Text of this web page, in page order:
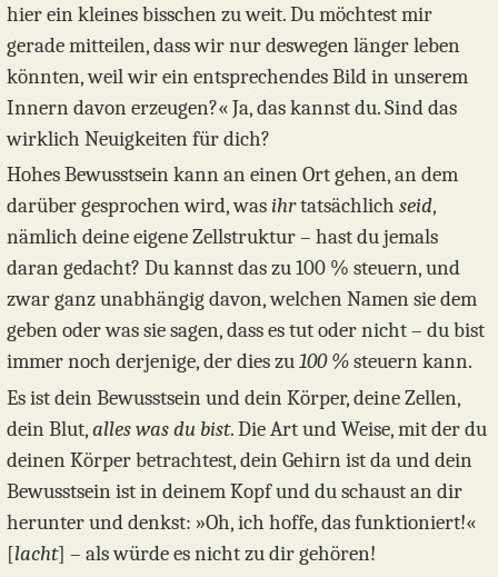
hier ein kleines bisschen zu weit. Du möchtest mir
gerade mitteilen, dass wir nur deswegen länger leben
könnten, weil wir ein entsprechendes Bild in unserem
Innern davon erzeugen?« Ja, das kannst du. Sind das
wirklich Neuigkeiten für dich?
Hohes Bewusstsein kann an einen Ort gehen, an dem
darüber gesprochen wird, wasihrtatsächlich seid,
nämlich deine eigene Zellstruktur – hast du jemals
daran gedacht? Du kannst das zu 100 % steuern, und
zwar ganz unabhängig davon, welchen Namen sie dem
geben oder was sie sagen, dass es tut oder nicht – du bist
immer noch derjenige, der dies zu100 %steuern kann.
Es ist dein Bewusstsein und dein Körper, deine Zellen,
dein Blut,alles was du bist. Die Art und Weise, mit der du
deinen Körper betrachtest, dein Gehirn ist da und dein
Bewusstsein ist in deinem Kopf und du schaust an dir
herunter und denkst: »Oh, ich hoffe, das funktioniert!«
[lacht] – als würde es nicht zu dir gehören!